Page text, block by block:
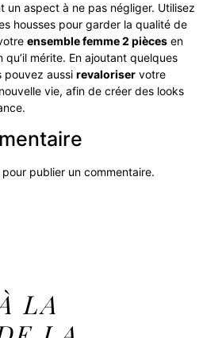
un aspect à ne pas négliger. Utilisez
housses pour garder la qualité de
ensemble femme 2 pièces en
mérite. En ajoutant quelques
pouvez aussi revaloriser votre
vie, afin de créer des looks
pour publier un commentaire.
LA